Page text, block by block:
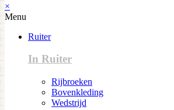
×
Menu
Ruiter
In Ruiter
Rijbroeken
Bovenkleding
Wedstrijd